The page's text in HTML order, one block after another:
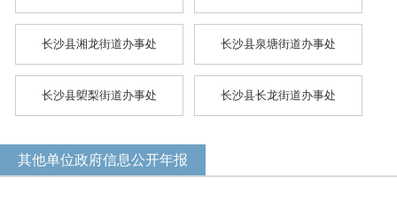
长沙县湘龙街道办事处 长沙县泉塘街道办事处
长沙县㮾梨街道办事处 长沙县长龙街道办事处
其他单位政府信息公开年报